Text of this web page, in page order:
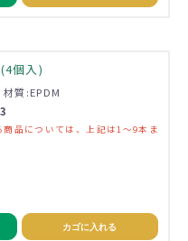
個入)
質:EPDM
品については、上記は1～9本ま
カゴに入れる